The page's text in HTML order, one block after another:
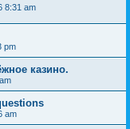
8:31 am
pm
казино.
am